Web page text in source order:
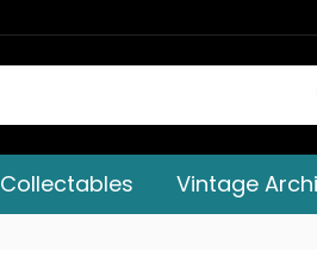
Collectables Vintage